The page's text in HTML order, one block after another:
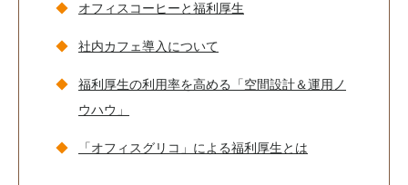
オフィスコーヒーと福利厚生
社内カフェ導入について
福利厚生の利用率を高める「空間設計＆運用ノ
ウハウ」
「オフィスグリコ」による福利厚生とは